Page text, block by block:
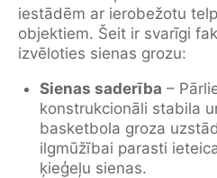
iestādēm ar ierobežotu
objektiem. Šeit ir svarīgi
izvēloties sienas grozu:
Sienas saderība –
konstrukcionāli stabila
basketbola groza
ilgmūžībai parasti
ķieģeļu sienas.